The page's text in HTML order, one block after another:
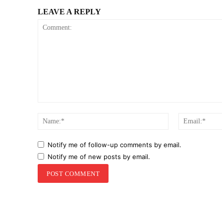
LEAVE A REPLY
Name:*
Notify me of follow-up comments by email.
Notify me of new posts by email.